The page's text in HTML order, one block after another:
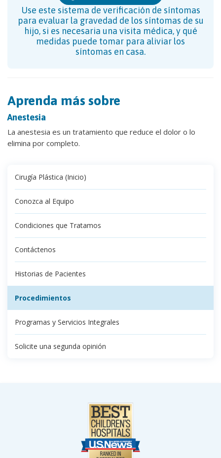
Use este sistema de verificación de síntomas
para evaluar la gravedad de los síntomas de su
hijo, si es necesaria una visita médica, y qué
medidas puede tomar para aliviar los
síntomas en casa.
Aprenda más sobre
Anestesia
La anestesia es un tratamiento que reduce el dolor o lo
elimina por completo.
Cirugía Plástica (Inicio)
Conozca al Equipo
Condiciones que Tratamos
Contáctenos
Historias de Pacientes
Procedimientos
Programas y Servicios Integrales
Solicite una segunda opinión